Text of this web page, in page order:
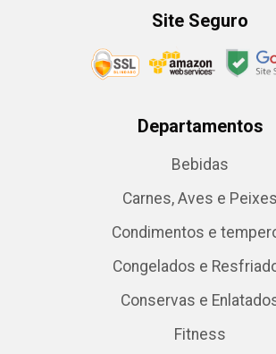
Site Seguro
Departamentos
Bebidas
Carnes, Aves e Peixes
Condimentos e
Congelados e
Conservas e
Fitness